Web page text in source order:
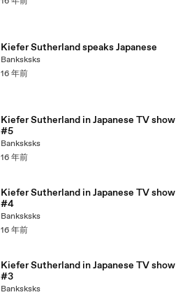
Kiefer Sutherland speaks Japanese
Banksksks
16 年前
Kiefer Sutherland in Japanese TV show
#5
Banksksks
16 年前
Kiefer Sutherland in Japanese TV show
#4
Banksksks
16 年前
Kiefer Sutherland in Japanese TV show
#3
Banksksks